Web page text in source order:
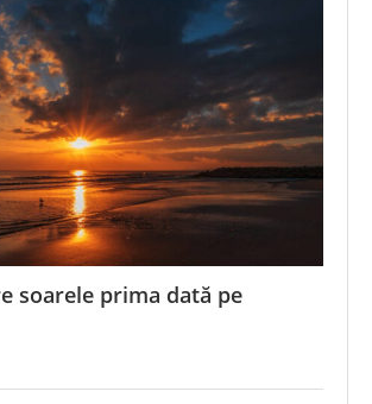
soarele prima dată pe